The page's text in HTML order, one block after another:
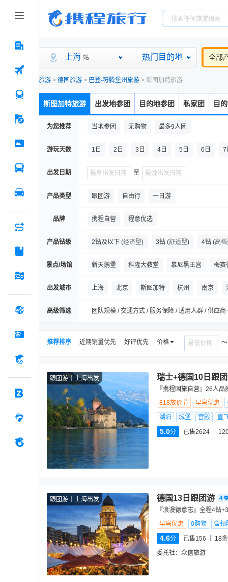
上海 站 热门目的地 全部
旅游 > 德国旅游 > 巴登-符腾堡州旅游 > 斯图加特旅游
斯图加特旅游 出发地参团 目的地参团 私家团 目
为您推荐 当地参团 无购物 最多9人团
游玩天数 1日 2日 3日 4日 5日 6日 7
出发日期 至
产品类型 跟团游 自由行 一日游
品牌 携程自营 程意优选
产品钻级 2钻及以下 (经济型) 3钻 (舒适型) 4钻 (高
景点/场馆 新天鹅堡 科隆大教堂 慕尼黑王宫 梅赛
小孩堤防-埃尔斯豪特风车群 科隆巧克力博物馆
出发城市 上海 北京 斯图加特 杭州 南京
高级筛选 团队规模 / 交通方式 / 服务保障 / 适用人群 / 供应商
推荐排序 近期销量优先 好评优先 价格
跟团游 上海出发 瑞士+德国10日跟
『携程国旅自营』26人
818放价节
早鸟优惠
湖泊
城堡 宫殿 直
5.0分 已售2624
跟团游 上海出发 德国13日跟团游
『浪漫德意志』全程4钻
早鸟优惠
0购物 含领
4.6分 已售156 18
委托社： 众信旅游